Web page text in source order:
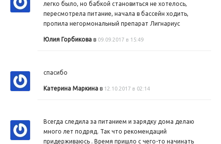
легко было, но бабкой становиться не хотелось,
пересмотрела питание, начала в бассейн ходить,
пропила негормональный препарат Лигнариус
Юлия Горбикова в 09.09.2017 в 15:49
спасибо
Катерина Маркина в 12.10.2017 в 02:14
Всегда следила за питанием и зарядку дома делаю
много лет подряд. Так что рекомендаций
придерживаюсь . Время пришло с чего-то начинать